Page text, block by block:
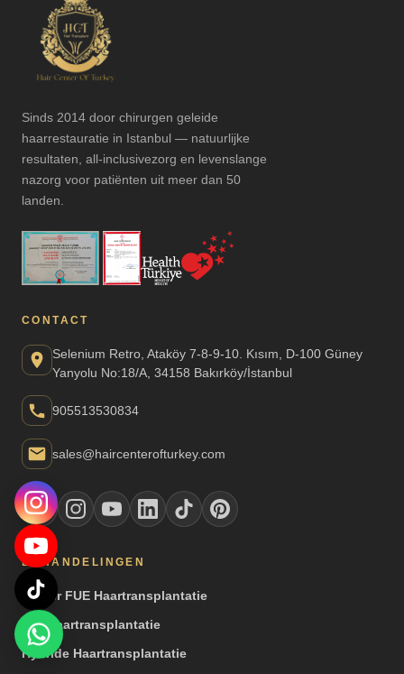
Sinds 2014 door chirurgen geleide
haarrestauratie in Istanbul — natuurlijke
resultaten, all-inclusivezorg en levenslange
nazorg voor patiënten uit meer dan 50
landen.
CONTACT
Selenium Retro, Ataköy 7-8-9-10. Kısım, D-100 Güney
Yanyolu No:18/A, 34158 Bakırköy/İstanbul
905513530834
sales@haircenterofturkey.com
BEHANDELINGEN
Saffier FUE Haartransplantatie
DHI Haartransplantatie
Hybride Haartransplantatie